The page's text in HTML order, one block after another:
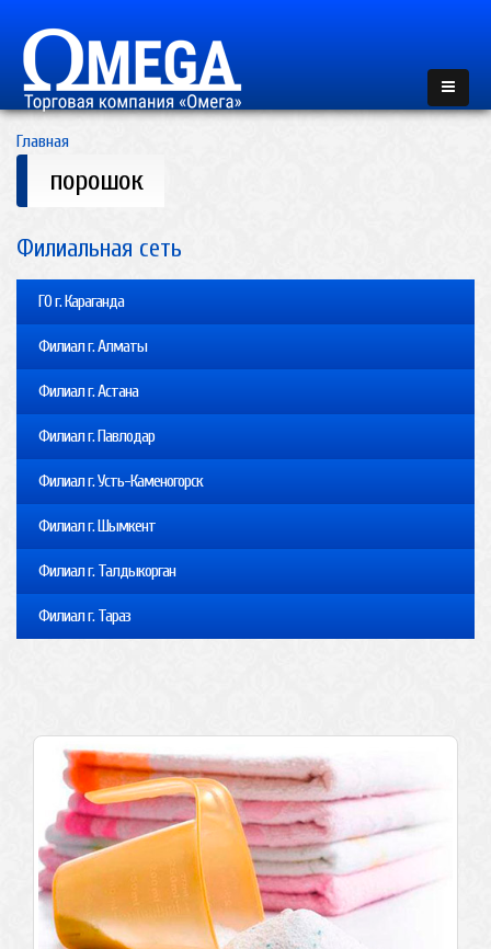
Главная
порошок
Филиальная сеть
ГО г. Караганда
Филиал г. Алматы
Филиал г. Астана
Филиал г. Павлодар
Филиал г. Усть-Каменогорск
Филиал г. Шымкент
Филиал г. Талдыкорган
Филиал г. Тараз